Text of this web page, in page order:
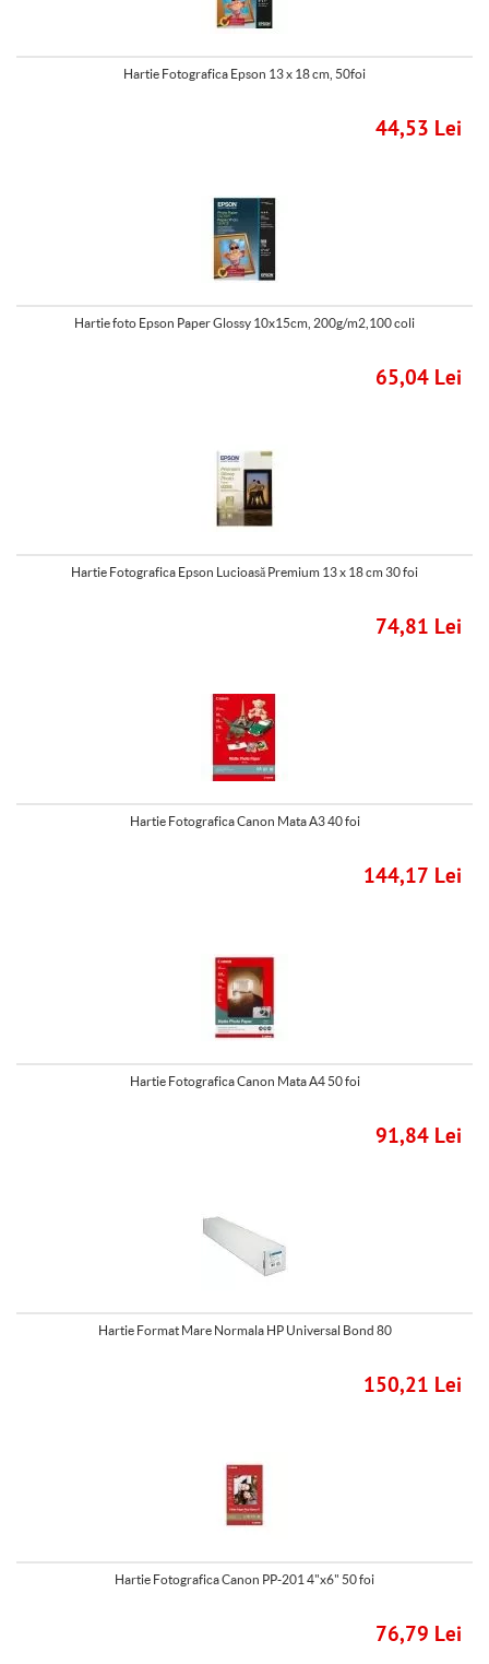
Hartie Fotografica Epson 13 x 18 cm, 50foi
44,53 Lei
Hartie foto Epson Paper Glossy 10x15cm, 200g/m2,100 coli
65,04 Lei
Hartie Fotografica Epson Lucioasă Premium 13 x 18 cm 30 foi
74,81 Lei
Hartie Fotografica Canon Mata A3 40 foi
144,17 Lei
Hartie Fotografica Canon Mata A4 50 foi
91,84 Lei
Hartie Format Mare Normala HP Universal Bond 80
150,21 Lei
Hartie Fotografica Canon PP-201 4"x6" 50 foi
76,79 Lei